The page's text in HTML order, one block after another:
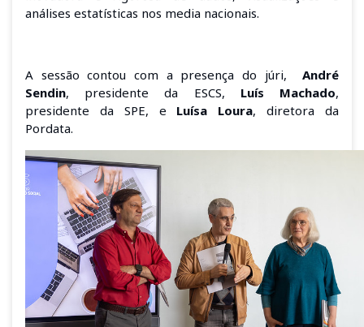
análises estatísticas nos media nacionais.
A sessão contou com a presença do júri, André
Sendin, presidente da ESCS, Luís Machado,
presidente da SPE, e Luísa Loura, diretora da
Pordata.